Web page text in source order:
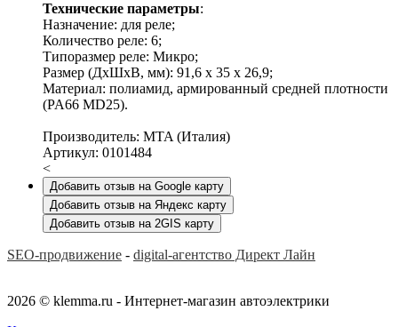
Технические параметры:
Назначение: для реле;
Количество реле: 6;
Типоразмер реле: Микро;
Размер (ДхШхВ, мм): 91,6 х 35 х 26,9;
Материал: полиамид, армированный средней плотности
(PA66 MD25).
Производитель: MTA (Италия)
Артикул: 0101484
<
Добавить отзыв на Google карту
Добавить отзыв на Яндекс карту
Добавить отзыв на 2GIS карту
SEO-продвижение - digital-агентство Директ Лайн
2026 © klemma.ru - Интернет-магазин автоэлектрики